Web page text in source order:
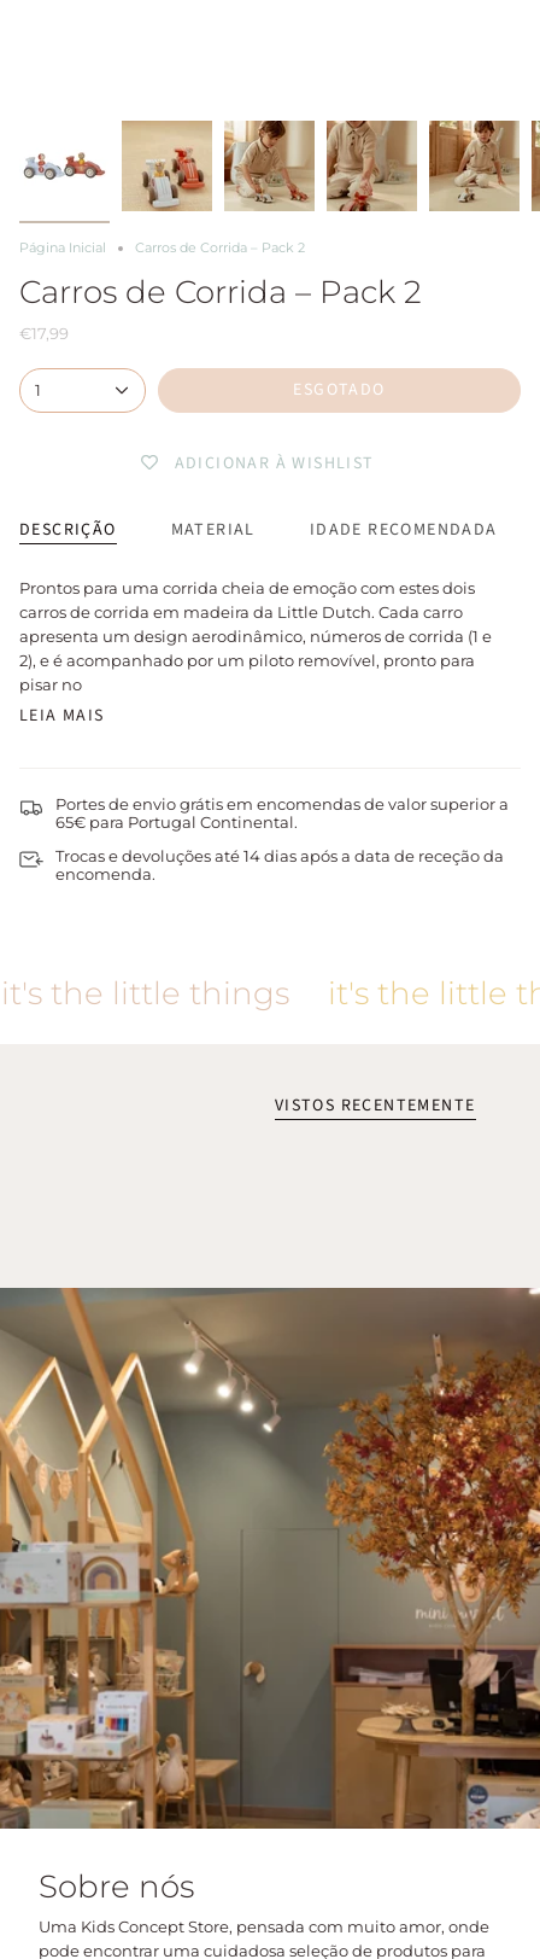
Página Inicial Carros de Corrida – Pack 2
Carros de Corrida – Pack 2
€17,99
1 ESGOTADO
ADICIONAR À WISHLIST
DESCRIÇÃO MATERIAL IDADE RECOMENDADA
Prontos para uma corrida cheia de emoção com estes dois
carros de corrida em madeira da Little Dutch. Cada carro
apresenta um design aerodinâmico, números de corrida (1 e
2), e é acompanhado por um piloto removível, pronto para
pisar no
LEIA MAIS
Portes de envio grátis em encomendas de valor superior a
65€ para Portugal Continental.
Trocas e devoluções até 14 dias após a data de receção da
encomenda.
the little things it's the little
VISTOS RECENTEMENTE
Sobre nós
Uma Kids Concept Store, pensada com muito amor, onde
pode encontrar uma cuidadosa seleção de produtos para